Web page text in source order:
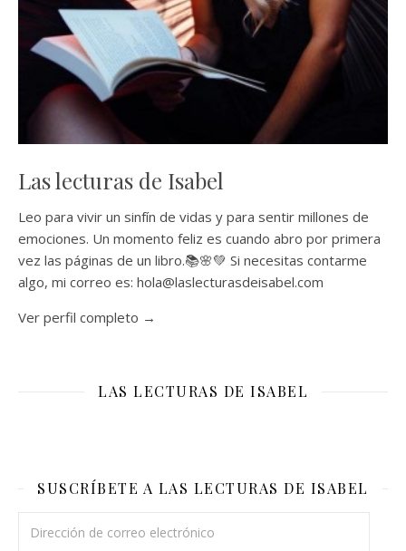
Las lecturas de Isabel
Leo para vivir un sinfín de vidas y para sentir millones de
emociones. Un momento feliz es cuando abro por primera
vez las páginas de un libro.📚🌸💚 Si necesitas contarme
algo, mi correo es: hola@laslecturasdeisabel.com
Ver perfil completo →
LAS LECTURAS DE ISABEL
SUSCRÍBETE A LAS LECTURAS DE ISABEL